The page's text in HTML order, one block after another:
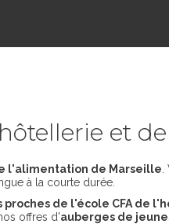
et
l'alimentation de Marseille
à la courte durée.
proches de l'école CFA de
offres d'auberges de